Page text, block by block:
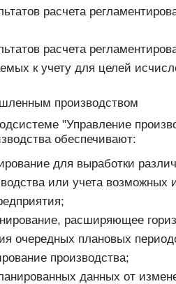
расчета
расчета
к учету для целей
производством
"Управление
обеспечивают:
для выработки
или учета возможных
расширяющее
очередных плановых
производства;
данных от